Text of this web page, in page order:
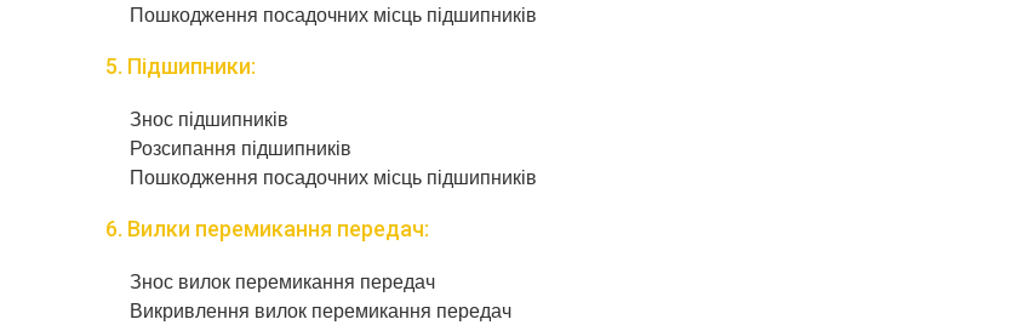
Пошкодження посадочних місць підшипників
5. Підшипники:
Знос підшипників
Розсипання підшипників
Пошкодження посадочних місць підшипників
6. Вилки перемикання передач:
Знос вилок перемикання передач
Викривлення вилок перемикання передач